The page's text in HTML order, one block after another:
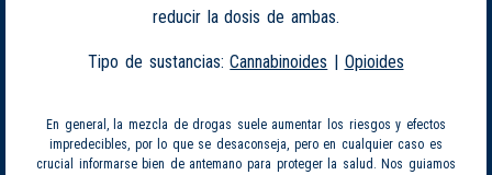
reducir la dosis de ambas.
Tipo de sustancias:Cannabinoides | Opioides
En general, la mezcla de drogas suele aumentar los riesgos y efectos
impredecibles, por lo que se desaconseja, pero en cualquier caso es
crucial informarse bien de antemano para proteger la salud. Nos guiamos